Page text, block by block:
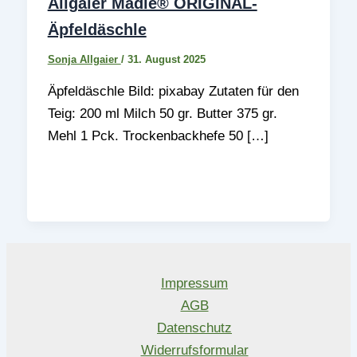
Äpfeldäschle
Sonja Allgaier / 31. August 2025
Äpfeldäschle Bild: pixabay Zutaten für den
Teig: 200 ml Milch 50 gr. Butter 375 gr.
Mehl 1 Pck. Trockenbackhefe 50 […]
Impressum
AGB
Datenschutz
Widerrufsformular